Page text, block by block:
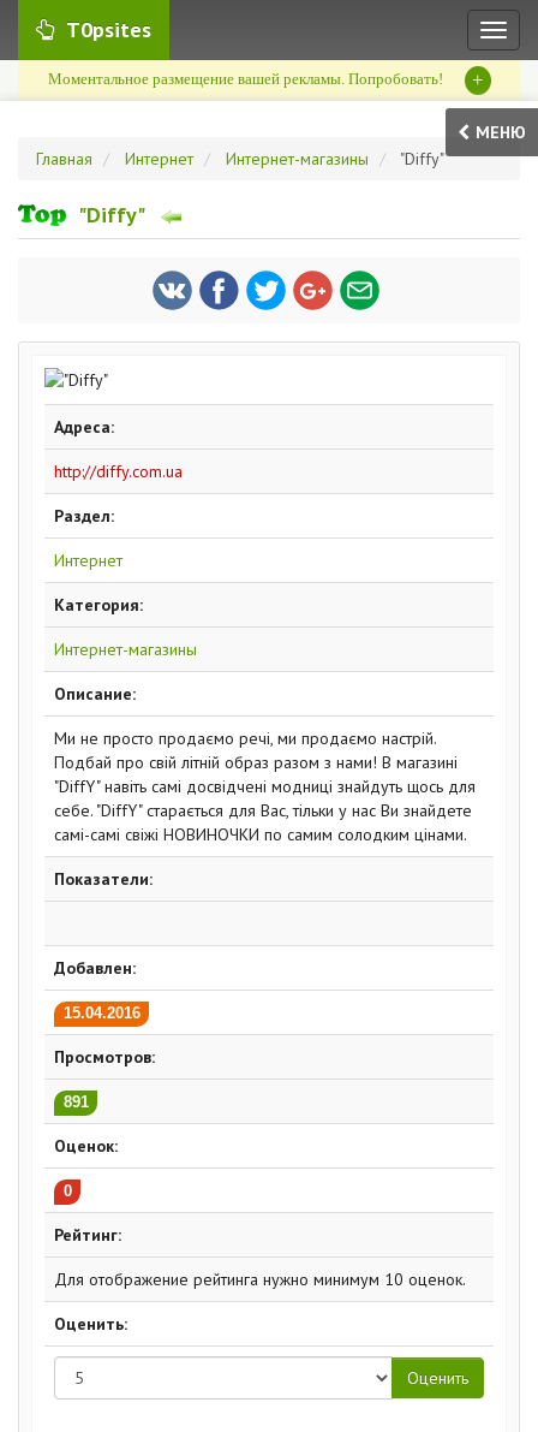
T0psites
Моментальное размещение вашей рекламы. Попробовать! +
МЕНЮ
Главная
Интернет Интернет-магазины "Diffy"
"Diffy"
Адреса:
http://diffy.com.ua
Раздел:
Интернет
Категория:
Интернет-магазины
Описание:
Ми не просто продаємо речі, ми продаємо настрій.
Подбай про свій літній образ разом з нами! В магазині
"DiffY" навіть самі досвідчені модниці знайдуть щось для
себе. "DiffY" старається для Вас, тільки у нас Ви знайдете
самі-самі свіжі НОВИНОЧКИ по самим солодким цінами.
Показатели:
Добавлен:
15.04.2016
Просмотров:
891
Оценок:
0
Рейтинг:
Для отображение рейтинга нужно минимум 10 оценок.
Оценить: